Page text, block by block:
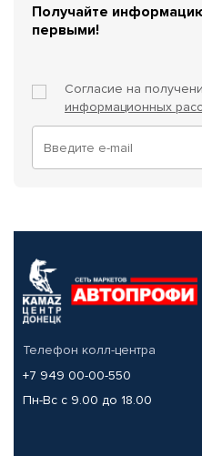
Получайте
первыми!
Согласие на
информационных
Телефон колл-центра
+7 949 00-00-550
Пн-Вс с 9.00 до 18.00